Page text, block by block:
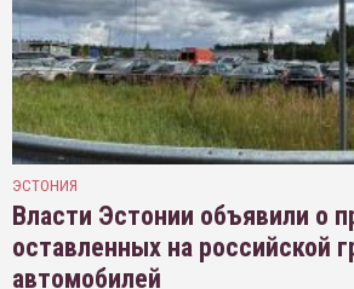
ЭСТОНИЯ
Власти Эстонии объявили о
оставленных на российской
автомобилей